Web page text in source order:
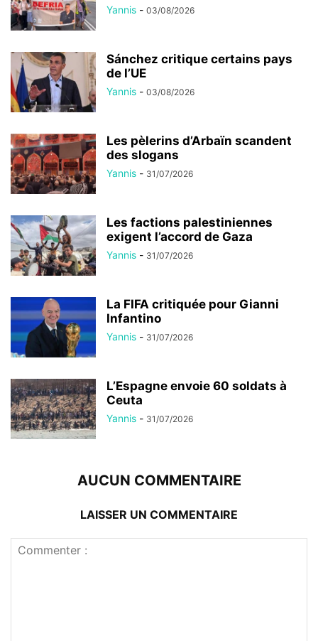
Yannis - 03/08/2026
Sánchez critique certains pays
de l’UE
Yannis - 03/08/2026
Les pèlerins d’Arbaïn scandent
des slogans
Yannis - 31/07/2026
Les factions palestiniennes
exigent l’accord de Gaza
Yannis - 31/07/2026
La FIFA critiquée pour Gianni
Infantino
Yannis - 31/07/2026
L’Espagne envoie 60 soldats à
Ceuta
Yannis - 31/07/2026
AUCUN COMMENTAIRE
LAISSER UN COMMENTAIRE